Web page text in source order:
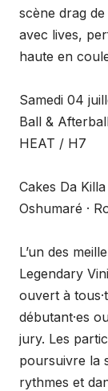
scène drag
avec lives,
haute en
Samedi 04
Ball &
HEAT / H7
Cakes Da
Oshumaré ·
L’un des
Legendary
ouvert à
débutant·es
jury. Les
poursuivre la
rythmes et